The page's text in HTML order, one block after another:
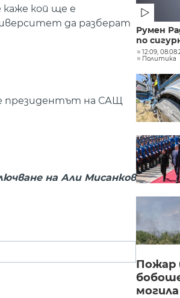
кой ще е
да разберат
президентът на САЩ
на Али Мисанков
Румен
по
12:09,
Политика
Пожар